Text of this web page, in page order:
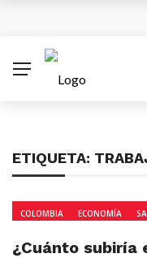
el 2026?
Antes del 8 de
Las empresas
ventas con una
ETIQUETA:
COLOMBIA ECONOMÍA
¿Cuánto subiría